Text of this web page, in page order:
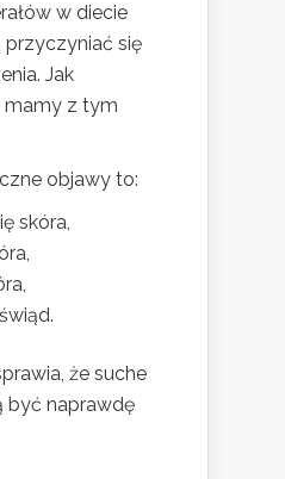
w diecie
się
Jak
mamy z tym
objawy to:
skóra,
że suche
być naprawdę